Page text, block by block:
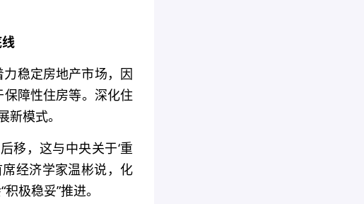
稳定房地产市场，因
障性住房等。深化住
模式。
移，这与中央关于‘重
经济学家温彬说，化
极稳妥”推进。